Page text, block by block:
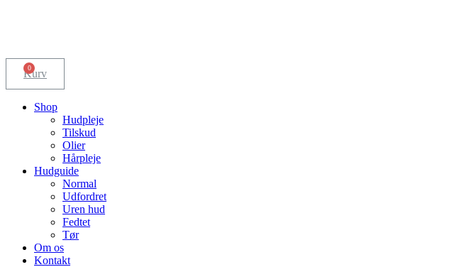
0
Kurv
Shop
Hudpleje
Tilskud
Olier
Hårpleje
Hudguide
Normal
Udfordret
Uren hud
Fedtet
Tør
Om os
Kontakt